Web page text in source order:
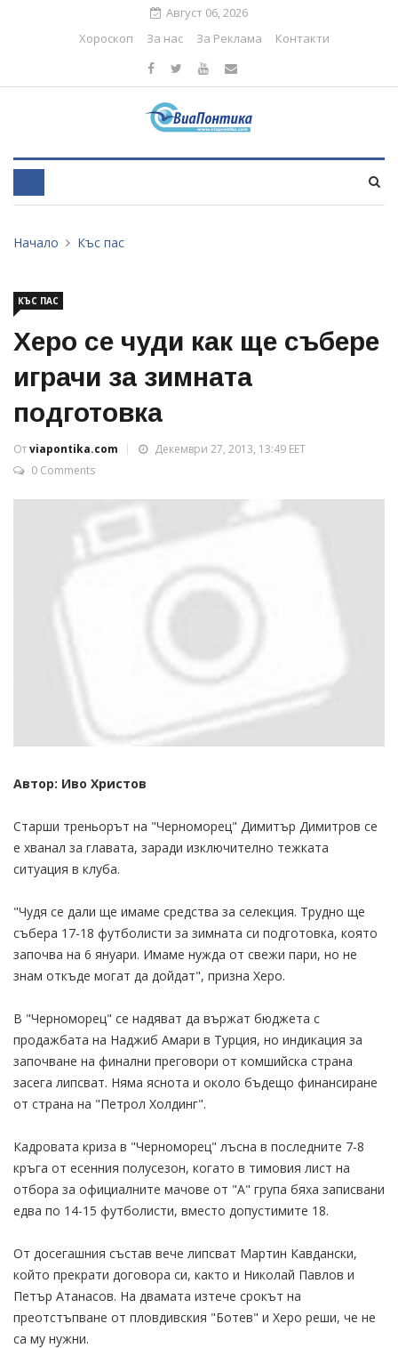
Август 06, 2026
Хороскоп
За нас За Реклама Контакти
Начало Къс пас
КЪС ПАС
Херо се чуди как ще събере
играчи за зимната
подготовка
Отviapontika.com
Декември 27, 2013, 13:49 EET
0 Comments
Автор: Иво Христов
Старши треньорът на "Черноморец" Димитър Димитров се
е хванал за главата, заради изключително тежката
ситуация в клуба.
"Чудя се дали ще имаме средства за селекция. Трудно ще
събера 17-18 футболисти за зимната си подготовка, която
започва на 6 януари. Имаме нужда от свежи пари, но не
знам откъде могат да дойдат", призна Херо.
В "Черноморец" се надяват да вържат бюджета с
продажбата на Наджиб Амари в Турция, но индикация за
започване на финални преговори от комшийска страна
засега липсват. Няма яснота и около бъдещо финансиране
от страна на "Петрол Холдинг".
Кадровата криза в "Черноморец" лъсна в последните 7-8
кръга от есенния полусезон, когато в тимовия лист на
отбора за официалните мачове от "А" група бяха записвани
едва по 14-15 футболисти, вместо допустимите 18.
От досегашния състав вече липсват Мартин Кавдански,
който прекрати договора си, както и Николай Павлов и
Петър Атанасов. На двамата изтече срокът на
преотстъпване от пловдивския "Ботев" и Херо реши, че не
са му нужни.